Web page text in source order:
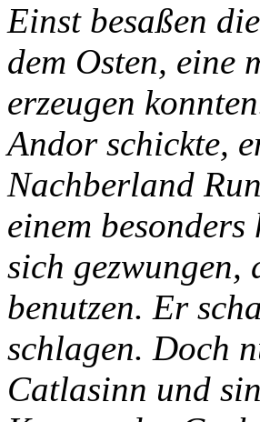
Einst besaßen
dem Osten, eine
erzeugen
Andor schickte,
Nachberland
einem
sich gezwungen,
benutzen. Er
schlagen. Doch
Catlasinn und